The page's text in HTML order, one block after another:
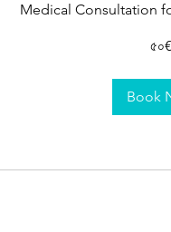
Medical Consultation
৫০€
Book